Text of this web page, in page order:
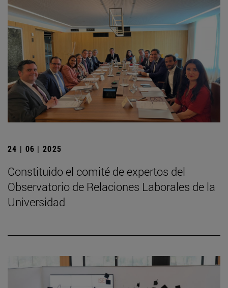
24 | 06 | 2025
Constituido el comité de expertos del
Observatorio de Relaciones Laborales de la
Universidad